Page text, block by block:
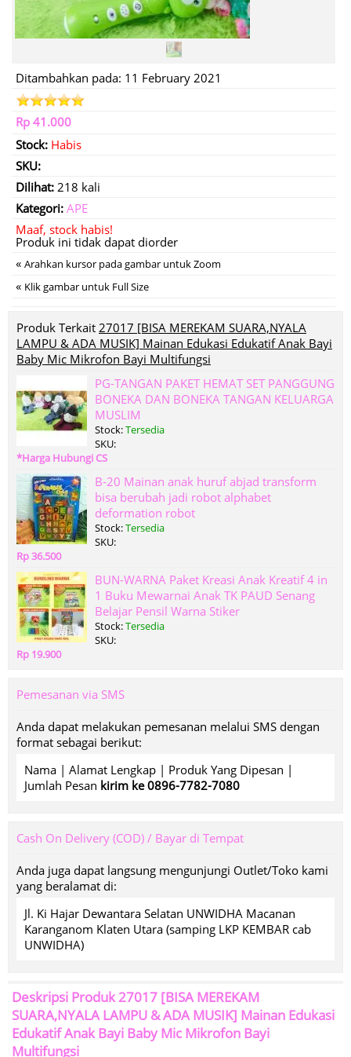
Ditambahkan pada: 11 February 2021
Rp 41.000
Stock: Habis
SKU:
Dilihat: 218 kali
Kategori: APE
Maaf, stock habis!
Produk ini tidak dapat diorder
« Arahkan kursor pada gambar untuk Zoom
« Klik gambar untuk Full Size
Produk Terkait 27017 [BISA MEREKAM SUARA,NYALA
LAMPU & ADA MUSIK] Mainan Edukasi Edukatif Anak Bayi
Baby Mic Mikrofon Bayi Multifungsi
PG-TANGAN PAKET HEMAT SET PANGGUNG
BONEKA DAN BONEKA TANGAN KELUARGA
MUSLIM
Stock:Tersedia
SKU:
*Harga Hubungi CS
B-20 Mainan anak huruf abjad transform
bisa berubah jadi robot alphabet
deformation robot
Stock:Tersedia
SKU:
Rp 36.500
BUN-WARNA Paket Kreasi Anak Kreatif 4 in
1 Buku Mewarnai Anak TK PAUD Senang
Belajar Pensil Warna Stiker
Stock:Tersedia
SKU:
Rp 19.900
Pemesanan via SMS
Anda dapat melakukan pemesanan melalui SMS dengan
format sebagai berikut:
Nama | Alamat Lengkap | Produk Yang Dipesan |
Jumlah Pesan kirim ke 0896-7782-7080
Cash On Delivery (COD) / Bayar di Tempat
Anda juga dapat langsung mengunjungi Outlet/Toko kami
yang beralamat di:
Jl. Ki Hajar Dewantara Selatan UNWIDHA Macanan
Karanganom Klaten Utara (samping LKP KEMBAR cab
UNWIDHA)
Deskripsi Produk27017 [BISA MEREKAM
SUARA,NYALA LAMPU & ADA MUSIK] Mainan Edukasi
Edukatif Anak Bayi Baby Mic Mikrofon Bayi
Multifungsi